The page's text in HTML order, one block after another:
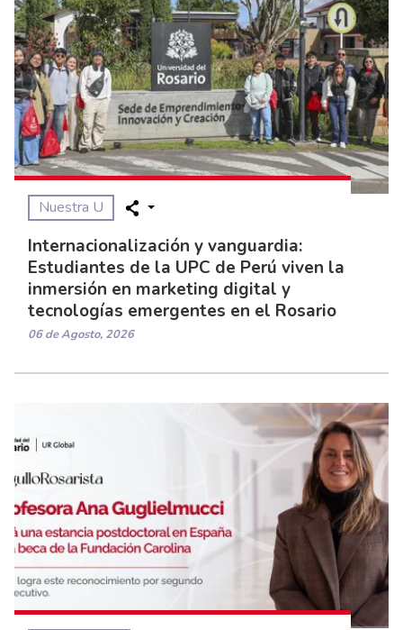
Nuestra U
Internacionalización y vanguardia:
Estudiantes de la UPC de Perú viven la
inmersión en marketing digital y
tecnologías emergentes en el Rosario
06 de Agosto, 2026